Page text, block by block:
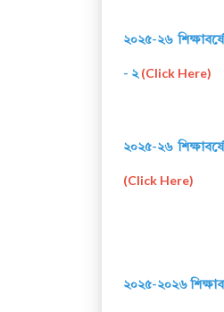
২০২৫-২৬ শিক্ষাবর্ষে
- ২ (Click Here)
২০২৫-২৬ শিক্ষাবর্ষে
(Click Here)
২০২৫-২০২৬